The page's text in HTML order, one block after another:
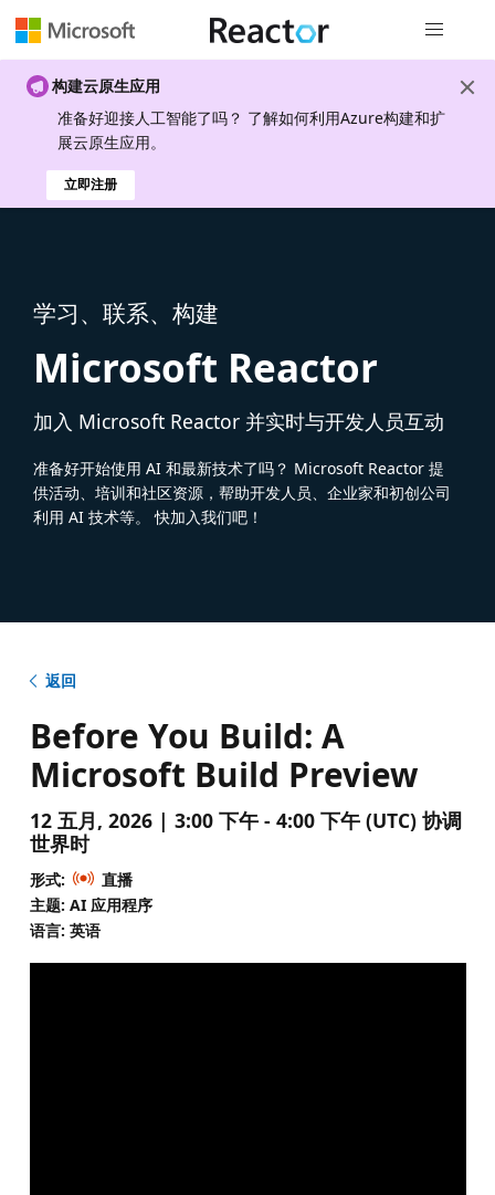
构建云原生应用
准备好迎接人工智能了吗？ 了解如何利用Azure构建和扩
展云原生应用。
立即注册
学习、联系、构建
Microsoft Reactor
加入 Microsoft Reactor 并实时与开发人员互动
准备好开始使用 AI 和最新技术了吗？ Microsoft Reactor 提
供活动、培训和社区资源，帮助开发人员、企业家和初创公司
利用 AI 技术等。 快加入我们吧！
返回
Before You Build: A
Microsoft Build Preview
12 五月, 2026 | 3:00 下午 - 4:00 下午 (UTC) 协调
世界时
形式:
直播
主题: AI 应用程序
语言: 英语